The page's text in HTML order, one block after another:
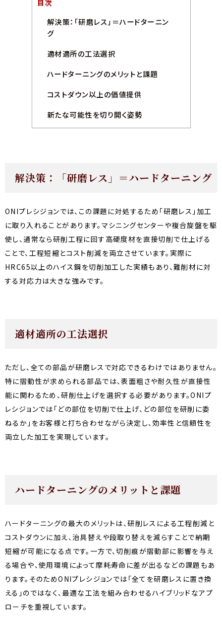
目次
解決策：「研磨レス」＝ハードターニン
グ
適材適所の工法選択
ハードターニングのメリットと課題
コストダウン以上の価値提供
新たな可能性を切り開く姿勢
解決策：「研磨レス」＝ハードターニング
ONIプレシジョンでは、この課題に対処するため「研磨レス」加工
に取り入れることがあります。マシニングセンターや複合旋盤を駆
使し、通常なら研削工程に回す高硬度材を直接切削で仕上げる
ことで、工程短縮とコスト削減を両立させています。実際に
HRC65以上のハイス鋼を切削加工した実績もあり、難削材に対
する対応力は大きな強みです。
適材適所の工法選択
ただし、全ての部品が研磨レスで対応できるわけではありません。
特に摺動性が求められる部品では、表面粗さや耐久性が直接性
能に関わるため、研削仕上げを選択する必要があります。ONIプ
レシジョンでは「どの部位を切削で仕上げ、どの部位を研削に委
ねるか」をお客様と打ち合わせながら決定し、効率性と信頼性を
両立した加工を実現しています。
ハードターニングのメリットと課題
ハードターニングの最大のメリットは、研削レスによる工程削減と
コストダウンに加え、治具替えや段取り替えを減らすことで納期
短縮が可能になる点です。一方で、切削痕が摺動部に影響を与え
る場合や、使用環境によって摩耗寿命に差が出るなどの課題もあ
ります。そのためONIプレシジョンでは「全てを研磨レスに置き換
える」のではなく、最適な工法を組み合わせるハイブリッドなアプ
ローチを重視しています。